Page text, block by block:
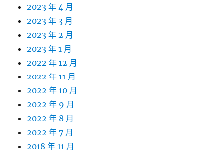
2023 年 4 月
2023 年 3 月
2023 年 2 月
2023 年 1 月
2022 年 12 月
2022 年 11 月
2022 年 10 月
2022 年 9 月
2022 年 8 月
2022 年 7 月
2018 年 11 月